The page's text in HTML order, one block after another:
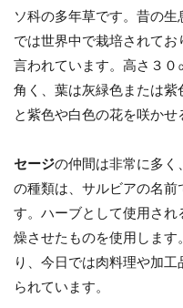
ソ科の多年草です。昔の
では世界中で栽培されてお
言われています。高さ３
角く、葉は灰緑色または
と紫色や白色の花を咲かせ
セージの仲間は非常に多く
の種類は、サルビアの名前
す。ハーブとして使用さ
燥させたものを使用しま
り、今日では肉料理や加
られています。